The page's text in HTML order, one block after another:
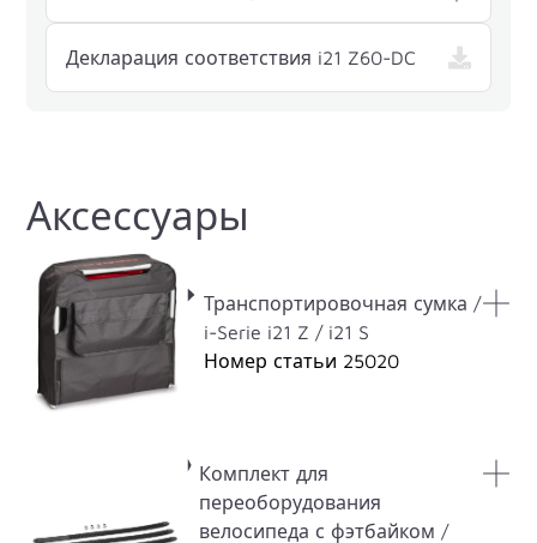
Декларация соответствия i21 Z60-DC — i21 Z60-
Аксессуары
Транспортировочная сумка /
i-Serie i21 Z / i21 S
Номер статьи 25020
Комплект для
переоборудования
велосипеда с фэтбайком /